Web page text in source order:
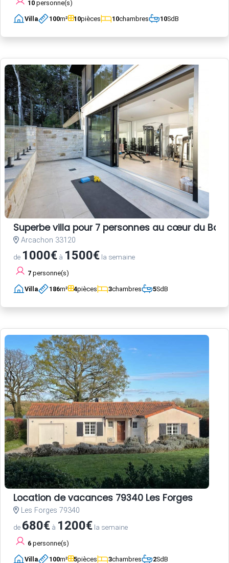
10 personne(s)
Villa 100m² 10pièces 10chambres 10SdB
Superbe villa pour 7 personnes au cœur du
Arcachon 33120
de 1000€ à 1500€ la semaine
7 personne(s)
Villa 186m² 4pièces 3chambres 5SdB
Location de vacances 79340 Les Forges
Les Forges 79340
de 680€ à 1200€ la semaine
6 personne(s)
Villa 100m² 5pièces 3chambres 2SdB